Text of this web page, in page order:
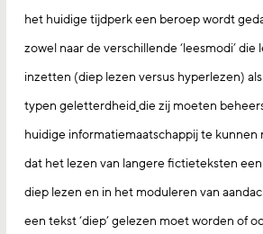
het huidige tijdperk een beroep wordt
zowel naar de verschillende ‘leesmodi’ die
inzetten (diep lezen versus hyperlezen)
typen geletterdheiddie zij moeten
huidige informatiemaatschappij te kunnen
dat het lezen van langere fictieteksten
diep lezen en in het moduleren van
een tekst ‘diep’ gelezen moet worden of